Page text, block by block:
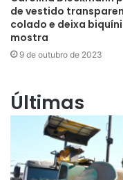
de vestido
colado e deixa
mostra
9 de outubro de 2023
Últimas